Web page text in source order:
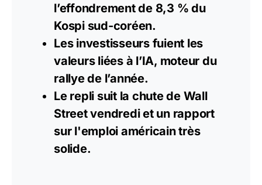
l’effondrement de 8,3 % du
Kospi sud-coréen.
Les investisseurs fuient les
valeurs liées à l’IA, moteur du
rallye de l’année.
Le repli suit la chute de Wall
Street vendredi et un rapport
sur l'emploi américain très
solide.